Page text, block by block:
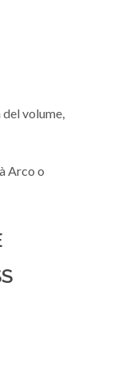
volume,
Arco o